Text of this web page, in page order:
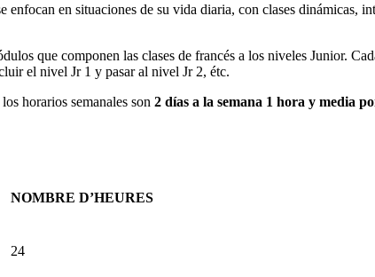
enfocan en situaciones de su vida diaria, con clases dinámicas,
que componen las clases de francés a los niveles Junior.
el nivel Jr1 y pasar al nivel Jr2, étc.
horarios semanales son 2 días a la semana 1 hora y media
NOMBRE D’HEURES
24